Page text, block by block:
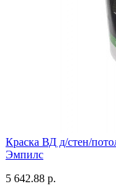
Краска ВД д/стен/
Эмпилс
5 642.88 р.